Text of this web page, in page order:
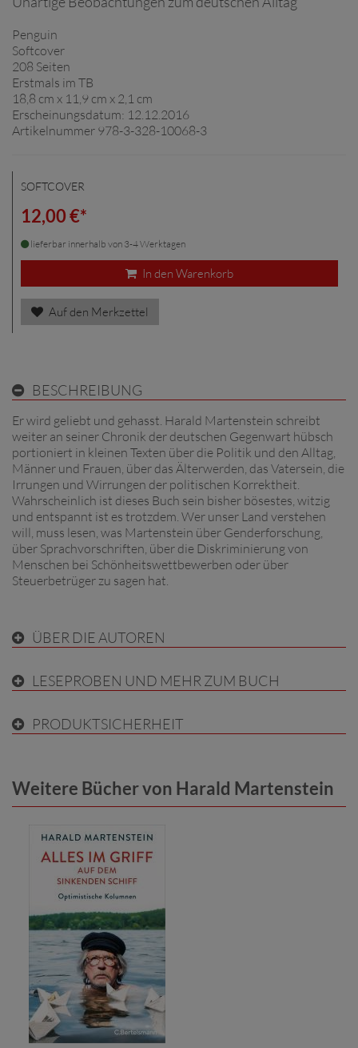
Penguin
Softcover
208 Seiten
Erstmals im TB
18,8 cm x 11,9 cm x 2,1 cm
Erscheinungsdatum: 12.12.2016
Artikelnummer 978-3-328-10068-3
SOFTCOVER
12,00 €*
lieferbar innerhalb von 3-4 Werktagen
In den Warenkorb
Auf den Merkzettel
BESCHREIBUNG
Er wird geliebt und gehasst. Harald Martenstein schreibt
weiter an seiner Chronik der deutschen Gegenwart hübsch
portioniert in kleinen Texten über die Politik und den Alltag,
Männer und Frauen, über das Älterwerden, das Vatersein, die
Irrungen und Wirrungen der politischen Korrektheit.
Wahrscheinlich ist dieses Buch sein bisher bösestes, witzig
und entspannt ist es trotzdem. Wer unser Land verstehen
will, muss lesen, was Martenstein über Genderforschung,
über Sprachvorschriften, über die Diskriminierung von
Menschen bei Schönheitswettbewerben oder über
Steuerbetrüger zu sagen hat.
ÜBER DIE AUTOREN
LESEPROBEN UND MEHR ZUM BUCH
PRODUKTSICHERHEIT
Weitere Bücher von Harald Martenstein